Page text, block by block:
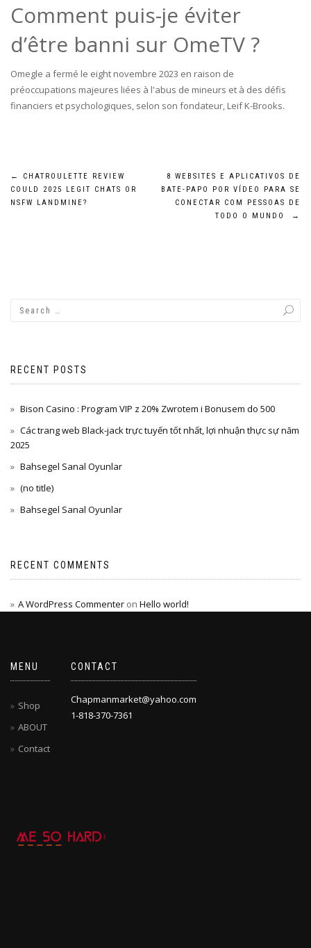
Comment puis-je éviter
d’être banni sur OmeTV ?
Omegle a fermé le eight novembre 2023 en raison de
préoccupations majeures liées à l'abus de mineurs et à des défis
financiers et psychologiques, selon son fondateur, Leif K-Brooks.
Post
navigation
←
CHATROULETTE REVIEW
COULD 2025 LEGIT CHATS OR
NSFW LANDMINE?
8 WEBSITES E APLICATIVOS DE
BATE-PAPO POR VÍDEO PARA SE
CONECTAR COM PESSOAS DE
TODO O MUNDO
→
RECENT POSTS
Bison Casino : Program VIP z 20% Zwrotem i Bonusem do 500
Các trang web Black-jack trực tuyến tốt nhất, lợi nhuận thực sự năm
2025
Bahsegel Sanal Oyunlar
(no title)
Bahsegel Sanal Oyunlar
RECENT COMMENTS
A WordPress Commenter on Hello world!
MENU
Shop
ABOUT
Contact
CONTACT
Chapmanmarket@yahoo.com
1-818-370-7361